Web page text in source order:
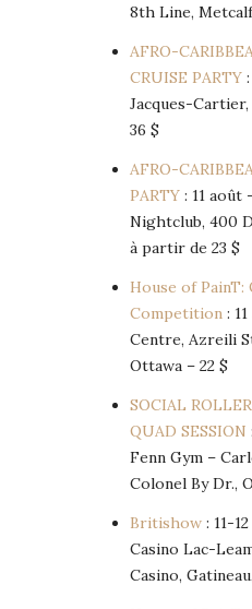
8th Line,
AFRO-
CRUISE PARTY
Jacques-
36 $
AFRO-
PARTY : 11 août
Nightclub, 400
à partir de 23 $
House of PainT:
Competition :
Centre, Azreili
Ottawa – 22 $
SOCIAL
QUAD SESSION
Fenn Gym –
Colonel By Dr.,
Britishow : 11-
Casino Lac-
Casino,